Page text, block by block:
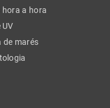
hora a hora
UV
de marés